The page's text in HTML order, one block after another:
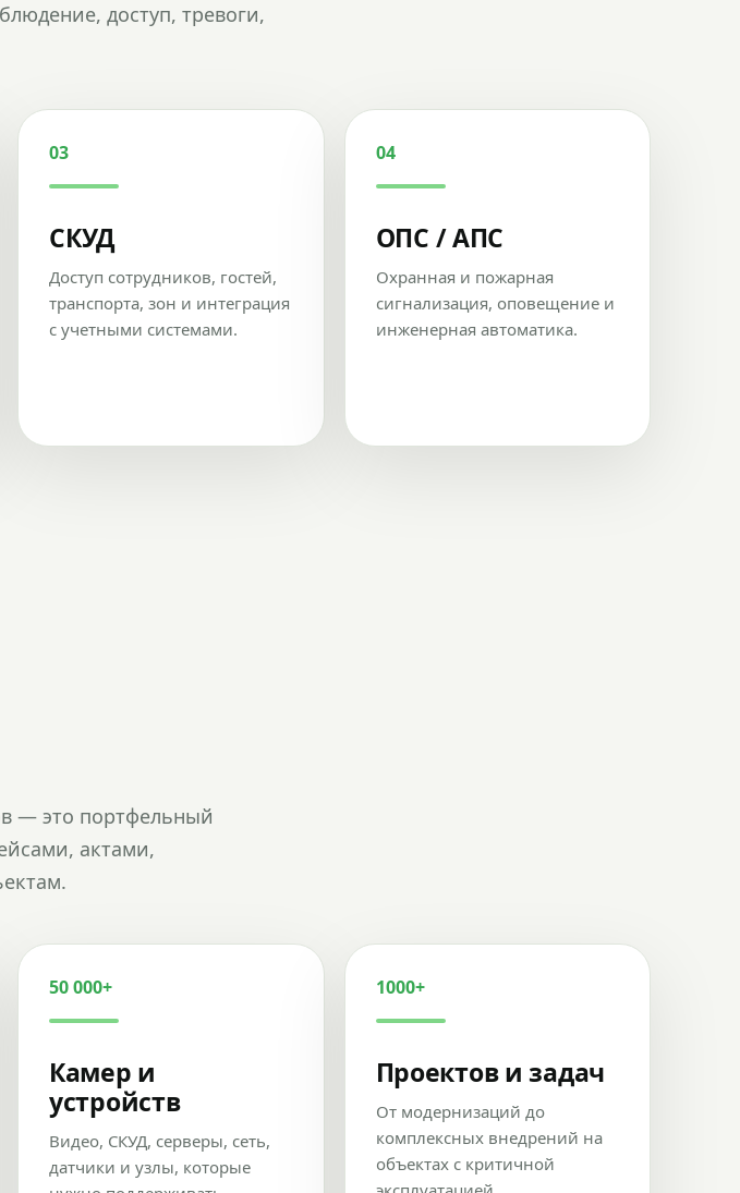
доступ, тревоги,
03
СКУД
Доступ сотрудников, гостей,
транспорта, зон и интеграция
с учетными системами.
04
ОПС / АПС
Охранная и пожарная
сигнализация, оповещение и
инженерная автоматика.
— это портфельный
актами,
50 000+
Камер и
устройств
Видео, СКУД, серверы, сеть,
датчики и узлы, которые
1000+
Проектов и задач
От модернизаций до
комплексных внедрений на
объектах с критичной